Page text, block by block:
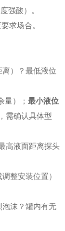
强酸）。
求场合。
）？最低液位
量）； 最小液位
需确认具体型
高液面距离探头
整安装位置）
沫？罐内有无